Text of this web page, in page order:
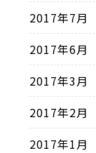
2017年7月
2017年6月
2017年3月
2017年2月
2017年1月